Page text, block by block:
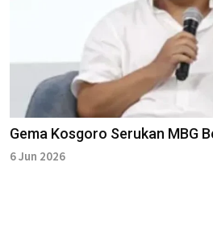
Gema Kosgoro Serukan MBG
6 Jun 2026